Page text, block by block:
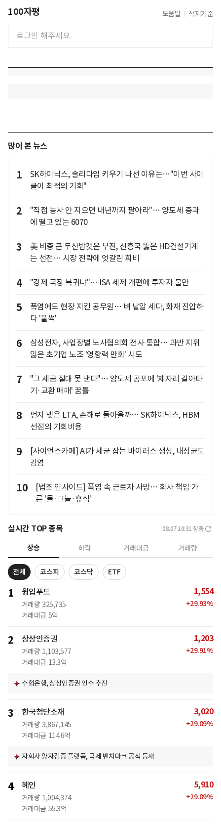
100자평 도움말 삭제기준
많이 본 뉴스
1
SK하이닉스, 솔리다임 키우기 나선 이유는…"이번 사이
클이 최적의 기회"
2
"직접 농사 안 지으면 내년까지 팔아라"… 양도세 중과
에 떨고 있는 6070
3
美 비중 큰 두산밥캣은 부진, 신흥국 뚫은 HD건설기계
는 선전… 시장 전략에 엇갈린 희비
4 "강제 국장 복귀냐"… ISA 세제 개편에 투자자 불만
5
폭염에도 현장 지킨 공무원… 벼 낱알 세다, 화재 진압하
다 '풀썩'
6
삼성전자, 사업장별 노사협의회 전사 통합… 과반 지위
잃은 초기업 노조 '영향력 만회' 시도
7
"그 세금 절대 못 낸다"… 양도세 공포에 '제자리 갈아타
기·교환 매매' 꿈틀
8
먼저 맺은 LTA, 손해로 돌아올까… SK하이닉스, HBM
선점의 기회비용
9
[사이언스카페] AI가 세균 잡는 바이러스 생성, 내성균도
감염
10
[법조 인사이드] 폭염 속 근로자 사망… 회사 책임 가
른 '물·그늘·휴식'
실시간 TOP 종목 08.07 10:31 장중
상승 하락 거래대금 거래량
전체 코스피 코스닥 ETF
1 윙입푸드
거래량 325,735
거래대금 5억
1,554
+29.93%
2 상상인증권
거래량 1,103,577
거래대금 13.3억
1,203
+29.91%
수협은행, 상상인증권 인수 추진
3 한국첨단소재
거래량 3,867,145
거래대금 114.6억
3,020
+29.89%
자회사 양자검증 플랫폼, 국제 벤치마크 공식 등재
4 혜인
거래량 1,004,374
거래대금 55.3억
5,910
+29.89%